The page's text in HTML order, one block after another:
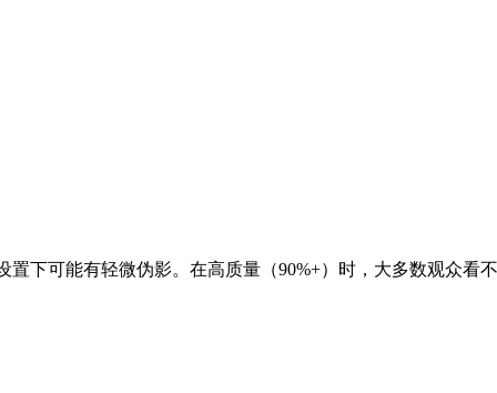
下可能有轻微伪影。在高质量（90%+）时，大多数观众看